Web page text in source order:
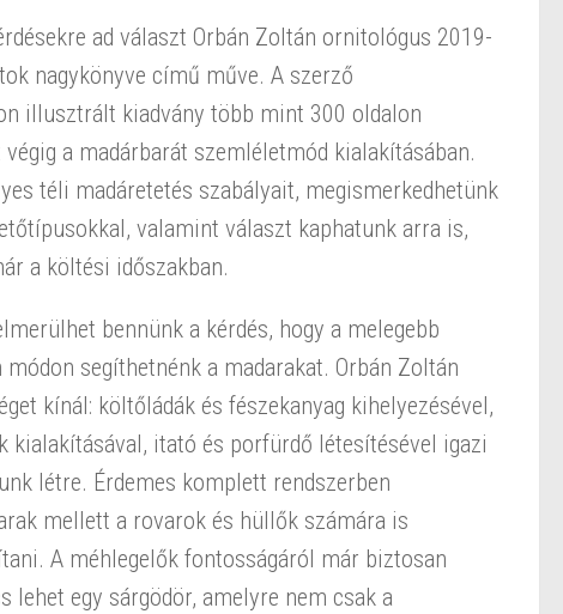
ad választ Orbán Zoltán ornitológus 2019-
nagykönyve című műve. A szerző
illusztrált kiadvány több mint 300 oldalon
a madárbarát szemléletmód kialakításában.
téli madáretetés szabályait, megismerkedhetünk
valamint választ kaphatunk arra is,
a költési időszakban.
bennünk a kérdés, hogy a melegebb
segíthetnénk a madarakat. Orbán Zoltán
kínál: költőládák és fészekanyag kihelyezésével,
kialakításával, itató és porfürdő létesítésével igazi
létre. Érdemes komplett rendszerben
mellett a rovarok és hüllők számára is
A méhlegelők fontosságáról már biztosan
lehet egy sárgödör, amelyre nem csak a